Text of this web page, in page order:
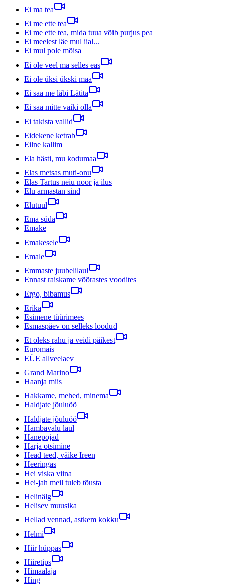
Ei ma tea
Ei me ette tea
Ei me ette tea, mida tuua võib purjus pea
Ei meelest läe mul iial...
Ei mul pole mõisa
Ei ole veel ma selles eas
Ei ole üksi ükski maa
Ei saa me läbi Lätita
Ei saa mitte vaiki olla
Ei takista vallid
Eidekene ketrab
Eilne kallim
Ela hästi, mu kodumaa
Elas metsas muti-onu
Elas Tartus neiu noor ja ilus
Elu armastan sind
Elutuul
Ema süda
Emake
Emakesele
Emale
Emmaste juubelilaul
Ennast raiskame võõrastes voodites
Ergo, bibamus
Erika
Esimene tüürimees
Esmaspäev on selleks loodud
Et oleks rahu ja veidi päikest
Euromais
EÜE allveelaev
Grand Marino
Haanja miis
Hakkame, mehed, minema
Haldjate jõuluöö
Haldjate jõuluöö
Hambavalu laul
Hanepojad
Harja otsimine
Head teed, väike Ireen
Heeringas
Hei viska viina
Hei-jah meil tuleb tõusta
Helinälg
Helisev muusika
Hellad vennad, astkem kokku
Helmi
Hiir hüppas
Hiiretips
Himaalaja
Hing